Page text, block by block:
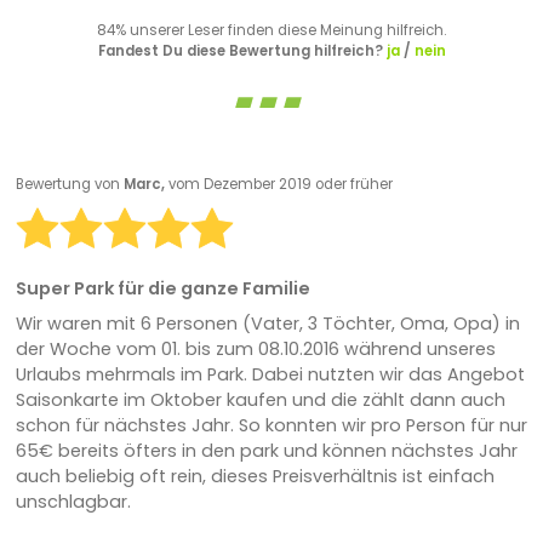
84% unserer Leser finden diese Meinung hilfreich.
Fandest Du diese Bewertung hilfreich? ja/ nein
Bewertung von Marc,vom Dezember 2019 oder früher
Super Park für die ganze Familie
Wir waren mit 6 Personen (Vater, 3 Töchter, Oma, Opa) in
der Woche vom 01. bis zum 08.10.2016 während unseres
Urlaubs mehrmals im Park. Dabei nutzten wir das Angebot
Saisonkarte im Oktober kaufen und die zählt dann auch
schon für nächstes Jahr. So konnten wir pro Person für nur
65€ bereits öfters in den park und können nächstes Jahr
auch beliebig oft rein, dieses Preisverhältnis ist einfach
unschlagbar.